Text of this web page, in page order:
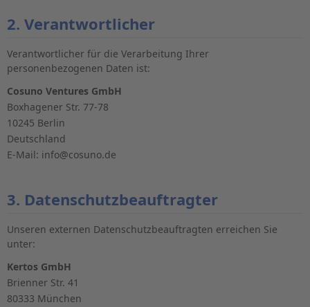
2. Verantwortlicher
Verantwortlicher für die Verarbeitung Ihrer
personenbezogenen Daten ist:
Cosuno Ventures GmbH
Boxhagener Str. 77-78
10245 Berlin
Deutschland
E-Mail: info@cosuno.de
3. Datenschutzbeauftragter
Unseren externen Datenschutzbeauftragten erreichen Sie
unter:
Kertos GmbH
Brienner Str. 41
80333 München